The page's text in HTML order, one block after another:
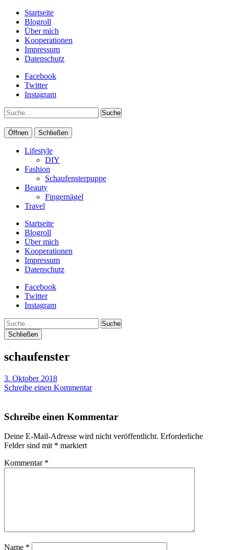
Startseite
Blogroll
Über mich
Kooperationen
Impressum
Datenschutz
Facebook
Twitter
Instagram
Suche
Öffnen Schließen
Lifestyle
DIY
Fashion
Schaufensterpuppe
Beauty
Fingernägel
Travel
Startseite
Blogroll
Über mich
Kooperationen
Impressum
Datenschutz
Facebook
Twitter
Instagram
Suche
Schließen
schaufenster
3. Oktober 2018
Schreibe einen Kommentar
Schreibe einen Kommentar
Deine E-Mail-Adresse wird nicht veröffentlicht. Erforderliche
Felder sind mit * markiert
Kommentar *
Name *